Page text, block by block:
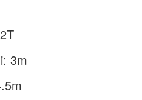
3m